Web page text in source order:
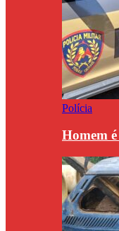
Polícia
Homem